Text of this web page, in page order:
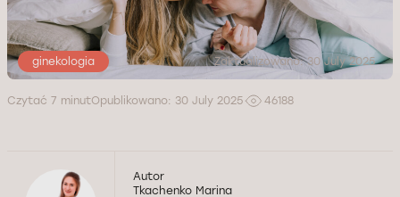
ginekologia Zaktualizowano: 30 July 2025
Czytać 7 minutOpublikowano: 30 July 2025 46188
Autor
Tkachenko Marina